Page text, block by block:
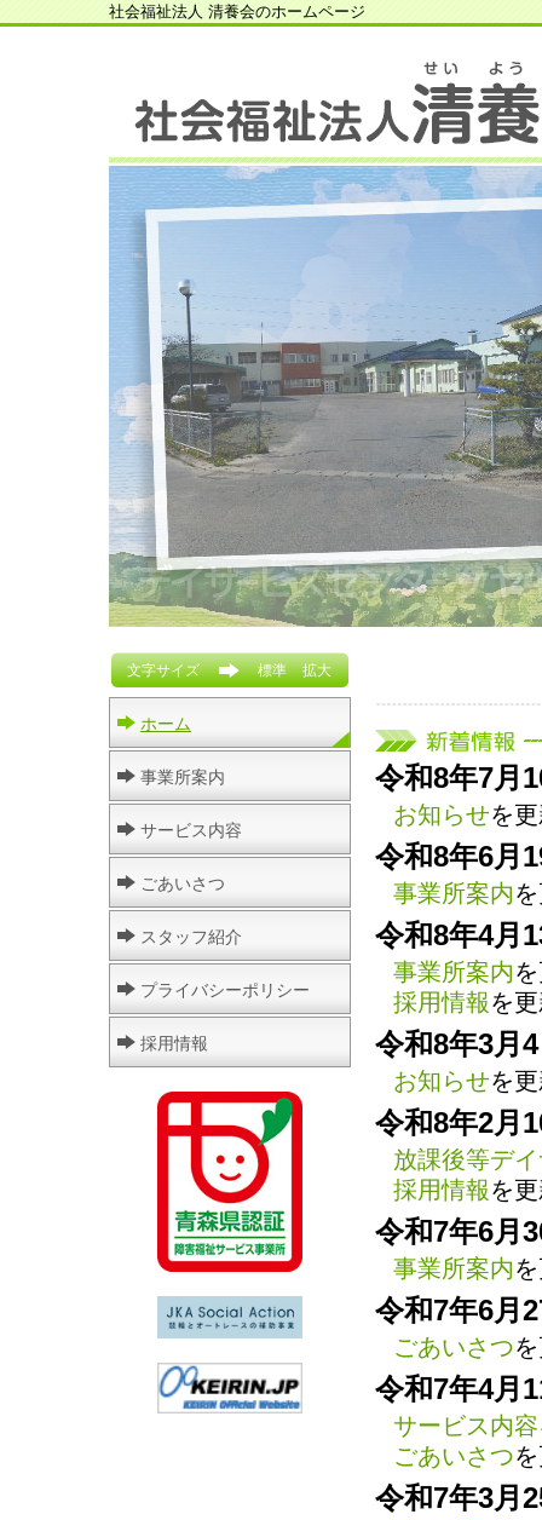
社会福祉法人 清養会のホームページ
令和8年7月
お知らせを
令和8年6月
事業所案内
令和8年4月
事業所案内
採用情報を
令和8年3月
お知らせを
令和8年2月
放課後等デ
採用情報を
令和7年6月
事業所案内
令和7年6月
ごあいさつ
令和7年4月
サービス内容
ごあいさつ
令和7年3月
文字サイズ 標準 拡大
ホーム
事業所案内
サービス内容
ごあいさつ
スタッフ紹介
プライバシーポリシー
採用情報